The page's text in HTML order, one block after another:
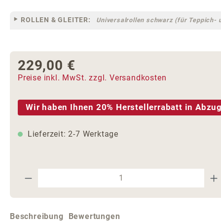
ROLLEN & GLEITER: Universalrollen schwarz (für Teppich-
Regulärer Preis:
229,00 €
Preise inkl. MwSt. zzgl. Versandkosten
Wir haben Ihnen 20% Herstellerrabatt in
Lieferzeit: 2-7 Werktage
Produkt Anzahl: Gib den
Beschreibung Bewertungen